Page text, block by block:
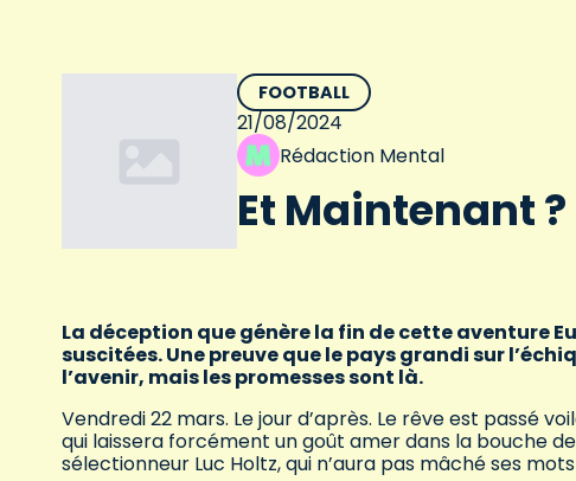
FOOTBALL
21/08/2024
Rédaction Mental
Et Maintenant ?
La déception que génère la fin de cette aventure
suscitées. Une preuve que le pays grandi sur
l’avenir, mais les promesses sont là.
Vendredi 22 mars. Le jour d’après. Le rêve est passé
qui laissera forcément un goût amer dans la bouche
sélectionneur Luc Holtz, qui n’aura pas mâché ses